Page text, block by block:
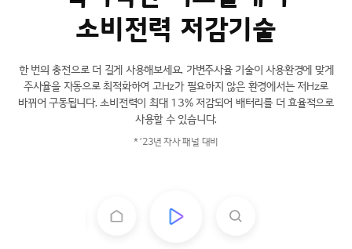
소비전력 저감기술
한 번의 충전으로 더 길게 사용해보세요. 가변주사율 기술이 사용환경에 맞게
주사율을 자동으로 최적화하여 고Hz가 필요하지 않은 환경에서는 저Hz로
바뀌어 구동됩니다.소비전력이 최대 13% 저감되어 배터리를 더 효율적으로
사용할 수 있습니다.
* ’23년 자사 패널 대비